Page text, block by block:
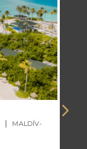
|
MALDÍV-